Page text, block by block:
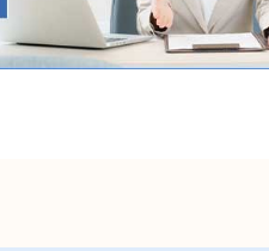
刀剣・銃